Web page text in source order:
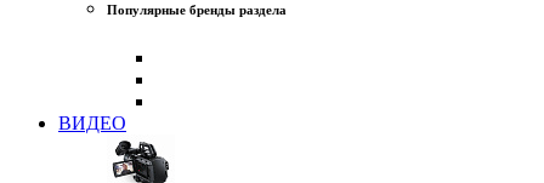
Популярные бренды раздела
ВИДЕО